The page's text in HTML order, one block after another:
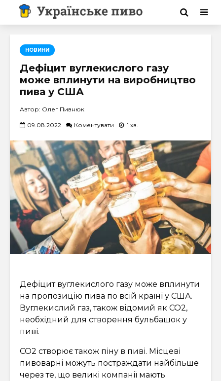
НОВИНИ
Дефіцит вуглекислого газу
може вплинути на виробництво
пива у США
Автор: Олег Пивнюк
09.08.2022 Коментувати 1 хв.
Дефіцит вуглекислого газу може вплинути
на пропозицію пива по всій країні у США.
Вуглекислий газ, також відомий як CO2,
необхідний для створення бульбашок у
пиві.
CO2 створює також піну в пиві. Місцеві
пивоварні можуть постраждати найбільше
через те, що великі компанії мають